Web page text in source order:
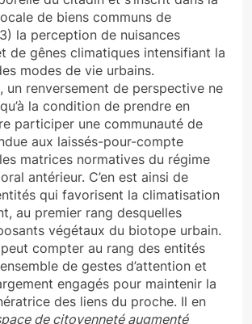
de biens communs de
la perception de nuisances
de gênes climatiques intensifiant la
modes de vie urbains.
un renversement de perspective ne
la condition de prendre en
participer une communauté de
aux laissés-pour-compte
matrices normatives du régime
antérieur. C’en est ainsi de
qui favorisent la climatisation
au premier rang desquelles
végétaux du biotope urbain.
compter au rang des entités
de gestes d’attention et
engagés pour maintenir la
des liens du proche. Il en
de citoyenneté augmenté